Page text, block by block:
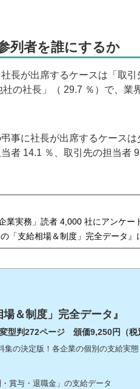
列者を誰にするか
長が出席するケースは「取引
の社長」（ 29.7 ％）で、業
事に社長が出席するケース
者 14.1 ％、取引先の担当者
業実務」読者 4,000 社にアンケー
「支給相場＆制度」完全データ』
＆制度」完全データ』
型判272ページ 頒価9,250円（税
集の決定版！各企業の個別の支給実態
・賞与・退職金」の支給データ